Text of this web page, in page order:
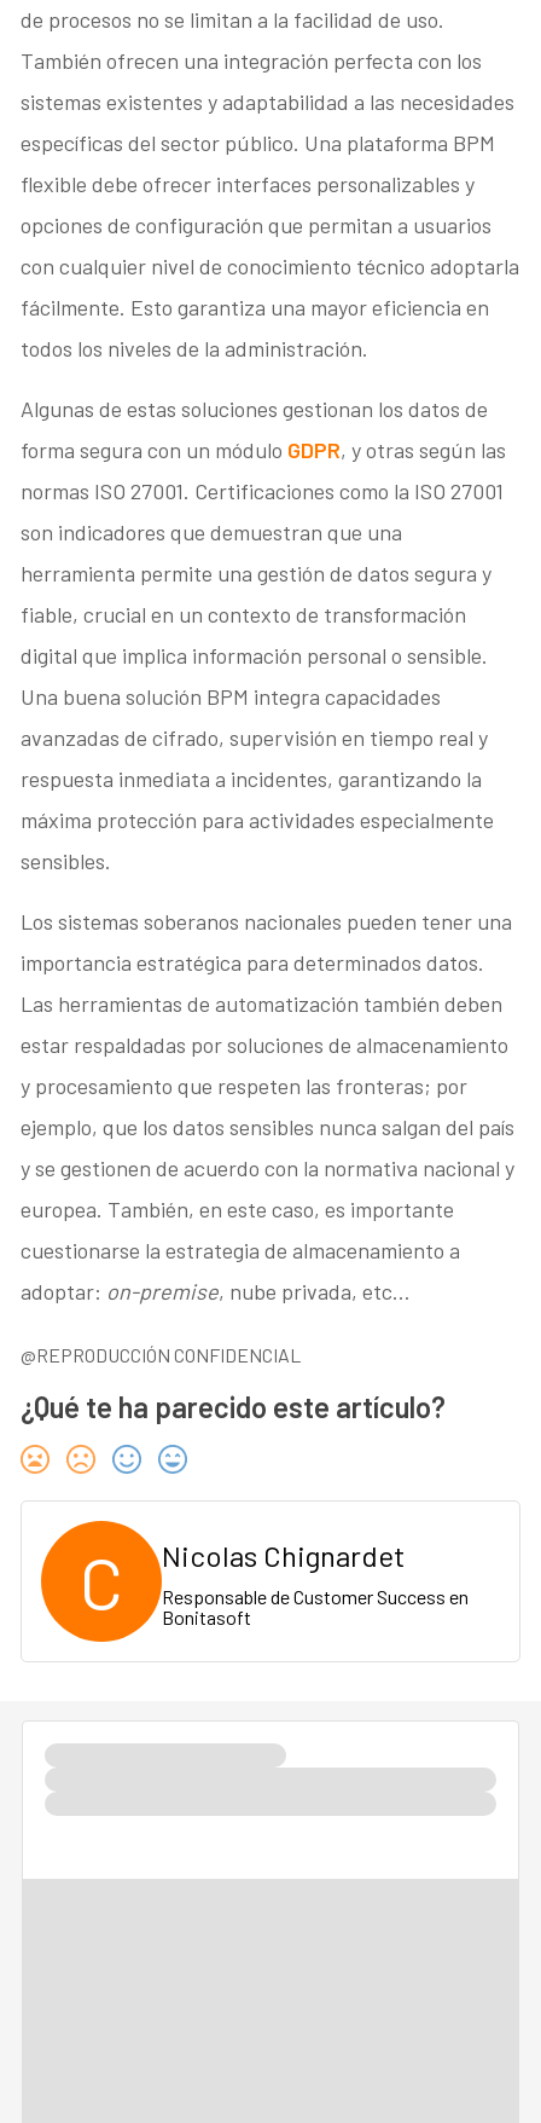
de procesos no se limitan a la facilidad de uso.
También ofrecen una integración perfecta con los
sistemas existentes y adaptabilidad a las necesidades
específicas del sector público. Una plataforma BPM
flexible debe ofrecer interfaces personalizables y
opciones de configuración que permitan a usuarios
con cualquier nivel de conocimiento técnico adoptarla
fácilmente. Esto garantiza una mayor eficiencia en
todos los niveles de la administración.
Algunas de estas soluciones gestionan los datos de
forma segura con un módulo GDPR, y otras según las
normas ISO 27001. Certificaciones como la ISO 27001
son indicadores que demuestran que una
herramienta permite una gestión de datos segura y
fiable, crucial en un contexto de transformación
digital que implica información personal o sensible.
Una buena solución BPM integra capacidades
avanzadas de cifrado, supervisión en tiempo real y
respuesta inmediata a incidentes, garantizando la
máxima protección para actividades especialmente
sensibles.
Los sistemas soberanos nacionales pueden tener una
importancia estratégica para determinados datos.
Las herramientas de automatización también deben
estar respaldadas por soluciones de almacenamiento
y procesamiento que respeten las fronteras; por
ejemplo, que los datos sensibles nunca salgan del país
y se gestionen de acuerdo con la normativa nacional y
europea. También, en este caso, es importante
cuestionarse la estrategia de almacenamiento a
adoptar: on-premise, nube privada, etc…
@REPRODUCCIÓN CONFIDENCIAL
¿Qué te ha parecido este artículo?
C Nicolas Chignardet
Responsable de Customer Success en
Bonitasoft